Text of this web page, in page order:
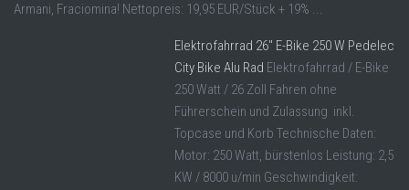
Armani, Fraciomina! Nettopreis: 19,95 EUR/Stück + 19% ...
Elektrofahrrad 26″ E-Bike 250 W Pedelec
City Bike Alu Rad Elektrofahrrad / E-Bike
250 Watt / 26 Zoll Fahren ohne
Führerschein und Zulassung inkl.
Topcase und Korb Technische Daten:
Motor: 250 Watt, bürstenlos Leistung: 2,5
KW / 8000 u/min Geschwindigkeit: